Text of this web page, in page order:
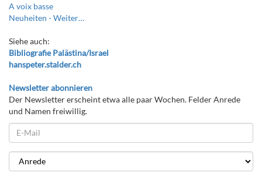
A voix basse
Neuheiten -Weiter…
Siehe auch:
Bibliografie Palästina/Israel
hanspeter.stalder.ch
Newsletter abonnieren
Der Newsletter erscheint etwa alle paar Wochen. Felder Anrede
und Namen freiwillig.